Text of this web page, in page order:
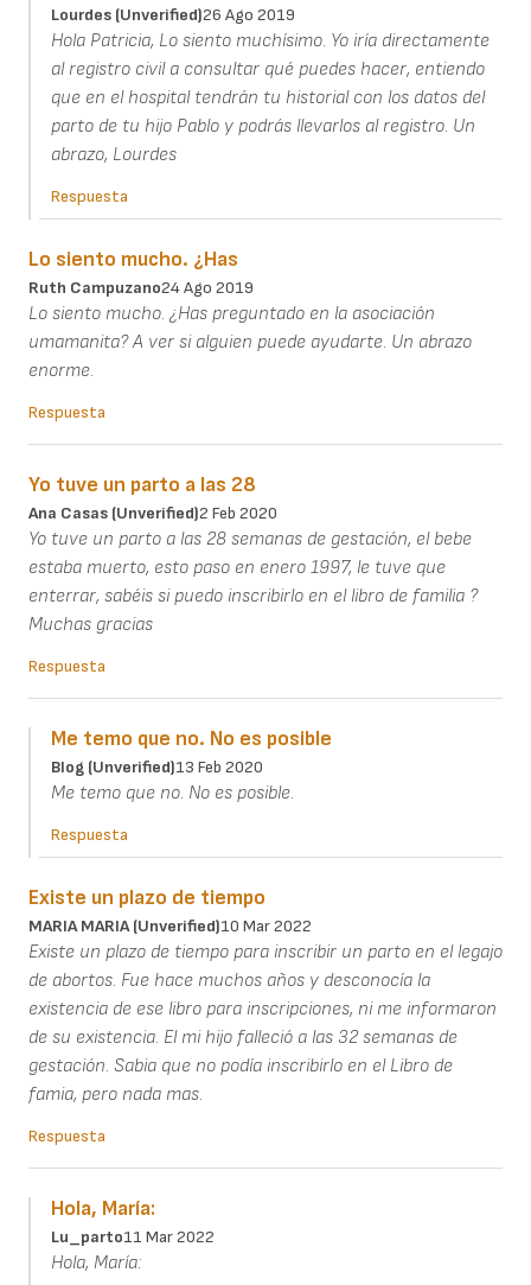
Lourdes (unverified)26 Ago 2019
Hola Patricia, Lo siento muchísimo. Yo iría directamente
al registro civil a consultar qué puedes hacer, entiendo
que en el hospital tendrán tu historial con los datos del
parto de tu hijo Pablo y podrás llevarlos al registro. Un
abrazo, Lourdes
Respuesta
Lo siento mucho. ¿Has
Ruth Campuzano24 Ago 2019
Lo siento mucho. ¿Has preguntado en la asociación
umamanita? A ver si alguien puede ayudarte. Un abrazo
enorme.
Respuesta
Yo tuve un parto a las 28
Ana Casas (unverified)2 Feb 2020
Yo tuve un parto a las 28 semanas de gestación, el bebe
estaba muerto, esto paso en enero 1997, le tuve que
enterrar, sabéis si puedo inscribirlo en el libro de familia ?
Muchas gracias
Respuesta
Me temo que no. No es posible
Blog (unverified)13 Feb 2020
Me temo que no. No es posible.
Respuesta
Existe un plazo de tiempo
MARIA MARIA (unverified)10 Mar 2022
Existe un plazo de tiempo para inscribir un parto en el legajo
de abortos. Fue hace muchos años y desconocía la
existencia de ese libro para inscripciones, ni me informaron
de su existencia. El mi hijo falleció a las 32 semanas de
gestación. Sabia que no podía inscribirlo en el Libro de
famia, pero nada mas.
Respuesta
Hola, María:
Lu_parto11 Mar 2022
Hola, María: